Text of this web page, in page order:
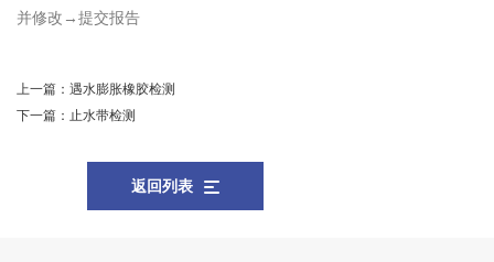
并修改→提交报告
上一篇： 遇水膨胀橡胶检测
下一篇： 止水带检测
返回列表